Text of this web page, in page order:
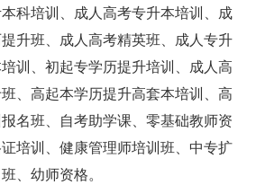
科培训、成人高考专升本培训、成
升班、成人高考精英班、成人专升
训、初起专学历提升培训、成人高
、高起本学历提升高套本培训、高
名班、自考助学课、零基础教师资
培训、健康管理师培训班、中专扩
、幼师资格。